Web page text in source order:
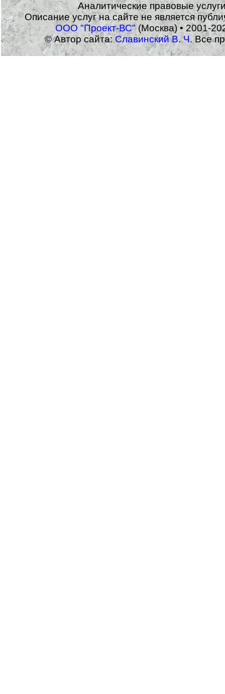
Аналитические правовые
Описание услуг на сайте не является
ООО "Проект-ВС"(Москва) • 2001-
© Автор сайта:Славинский В. Ч.Все